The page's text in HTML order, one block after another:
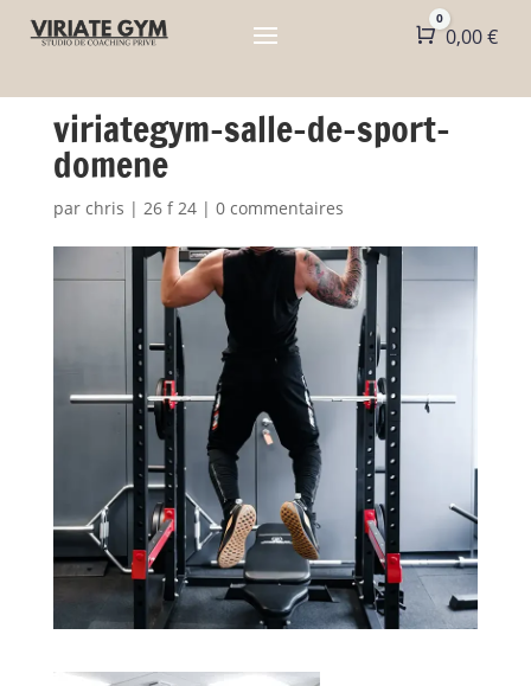
Panier
0
0,00€
viriategym-salle-de-sport-
domene
par chris | 26 f 24| 0 commentaires